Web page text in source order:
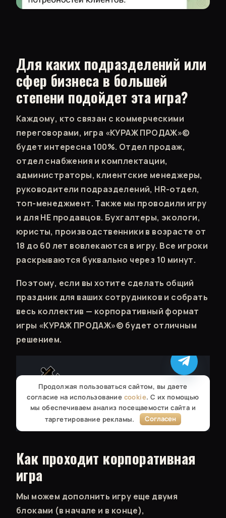
Для каких подразделений или
сфер бизнеса в большей
степени подойдет эта игра?
Каждому, кто связан с коммерческими
переговорами, игра «КУРАЖ ПРОДАЖ»©
будет интересна 100%. Отдел продаж,
отдел снабжения и комплектации,
администраторы, клиентские менеджеры,
руководители подразделений, HR-отдел,
топ-менеджмент. Также мы проводили игру
и для НЕ продавцов. Бухгалтеры, экологи,
юристы, производственники в возрасте от
18 до 60 лет вовлекаются в игру. Все игроки
раскрываются буквально через 10 минут.
Поэтому, если вы хотите сделать общий
праздник для ваших сотрудников и собрать
весь коллектив — корпоративный формат
игры «КУРАЖ ПРОДАЖ»© будет отличным
решением.
Как проходит корпоративная
игра
Мы можем дополнить игру еще двумя
блоками (в начале и в конце),